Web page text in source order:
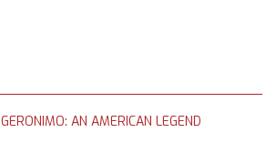
GERONIMO: AN AMERICAN LEGEND